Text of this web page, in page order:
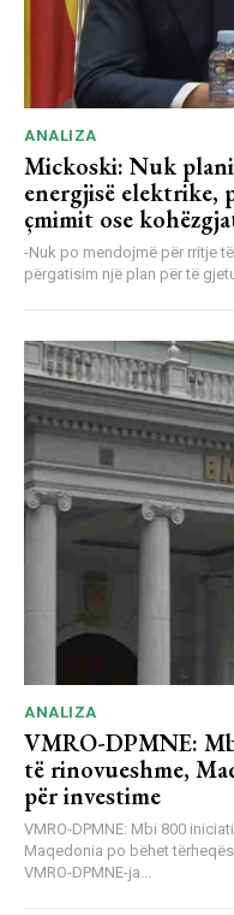
ANALIZA
Mickoski: Nuk
energjisë elektrike,
çmimit ose
-Nuk po mendojmë për rritje
përgatisim një plan për të
ANALIZA
VMRO-DPMNE:
të rinovueshme,
për investime
VMRO-DPMNE: Mbi 800
Maqedonia po bëhet
VMRO-DPMNE-ja...